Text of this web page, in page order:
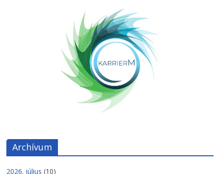
Archívum
2026. július (10)